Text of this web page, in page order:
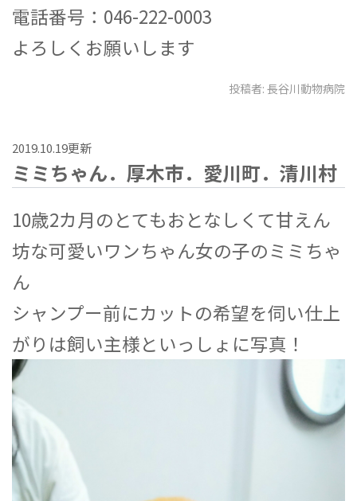
電話番号：046-222-0003
よろしくお願いします
投稿者: 長谷川動物病院
2019.10.19更新
ミミちゃん．厚木市．愛川町．清川村
10歳2カ月のとてもおとなしくて甘えん
坊な可愛いワンちゃん女の子のミミちゃ
ん
シャンプー前にカットの希望を伺い仕上
がりは飼い主様といっしょに写真！